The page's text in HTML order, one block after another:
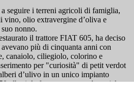
seguire i terreni agricoli di famiglia,
vino, olio extravergine d’oliva e
nonno.
il trattore FIAT 605, ha deciso
più di cinquanta anni con
canaiolo, ciliegiolo, colorino e
per "curiosità" di petit verdot
d’ulivo in un unico impianto
alberi da frutto recuperando antiche